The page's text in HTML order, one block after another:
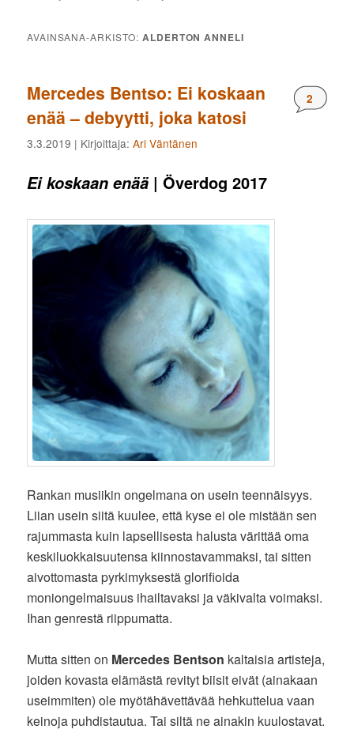
AVAINSANA-ARKISTO:ALDERTON ANNELI
Mercedes Bentso: Ei koskaan
enää – debyytti, joka katosi
2
3.3.2019 | Kirjoittaja:Ari Väntänen
Ei koskaan enää | Överdog 2017
Rankan musiikin ongelmana on usein teennäisyys.
Liian usein siitä kuulee, että kyse ei ole mistään sen
rajummasta kuin lapsellisesta halusta värittää oma
keskiluokkaisuutensa kiinnostavammaksi, tai sitten
aivottomasta pyrkimyksestä glorifioida
moniongelmaisuus ihailtavaksi ja väkivalta voimaksi.
Ihan genrestä riippumatta.
Mutta sitten on Mercedes Bentson kaltaisia artisteja,
joiden kovasta elämästä revityt biisit eivät (ainakaan
useimmiten) ole myötähävettävää hehkuttelua vaan
keinoja puhdistautua. Tai siltä ne ainakin kuulostavat.